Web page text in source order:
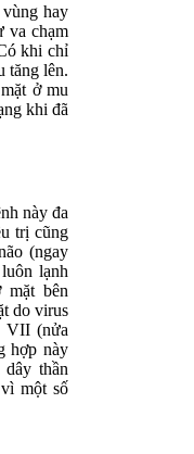
hay
va chạm
khi chỉ
tăng lên.
ở mu
khi đã
này đa
trị cũng
(ngay
lạnh
mặt bên
do virus
VII (nửa
hợp này
thần
một số